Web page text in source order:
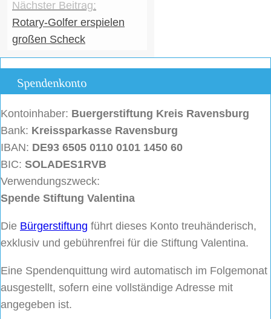
Rotary-Golfer erspielen
großen Scheck
Spendenkonto
Kontoinhaber: Buergerstiftung Kreis Ravensburg
Bank: Kreissparkasse Ravensburg
IBAN: DE93 6505 0110 0101 1450 60
BIC: SOLADES1RVB
Verwendungszweck:
Spende Stiftung Valentina
Die Bürgerstiftung führt dieses Konto treuhänderisch,
exklusiv und gebührenfrei für die Stiftung Valentina.
Eine Spendenquittung wird automatisch im Folgemonat
ausgestellt, sofern eine vollständige Adresse mit
angegeben ist.